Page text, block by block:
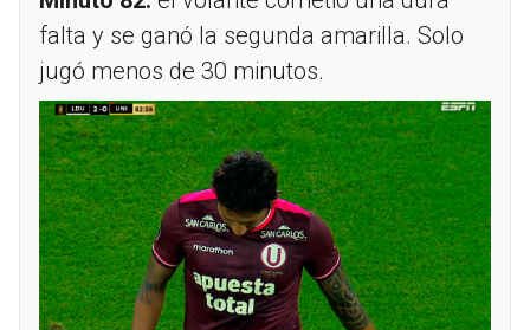
falta y se ganó la segunda amarilla. Solo
jugó menos de 30 minutos.